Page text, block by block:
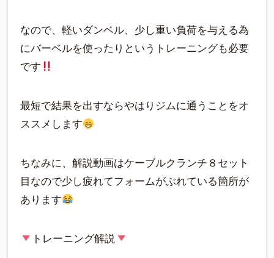
なので、軽いダンベル、少し重い負荷を与える為
にバーベルを使ったりというトレーニングも必要
です
最短で結果を出すならやはりジムに通うことをオ
ススメします
ちなみに、解説動画はケーブルクランチ８セット
目なので少し疲れてフォームがぶれている箇所が
あります
トレーニング解説